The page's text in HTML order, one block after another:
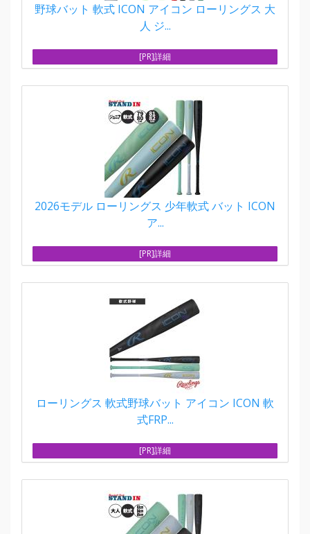
野球バット 軟式 ICON アイコン ローリングス 大
人 ジ...
[PR]詳細
2026モデル ローリングス 少年軟式 バット ICON
ア...
[PR]詳細
ローリングス 軟式野球バット アイコン ICON 軟
式FRP...
[PR]詳細